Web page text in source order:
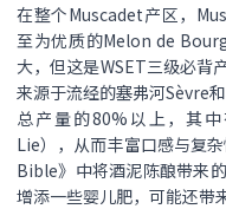
在整个Muscadet产区，
至为优质的Melon de
大，但这是WSET三级必
来源于流经的塞弗河Sèvre
总产量的80%以上，其
Lie），从而丰富口感与复
Bible》中将酒泥陈酿带来
增添一些婴儿肥，可能还带